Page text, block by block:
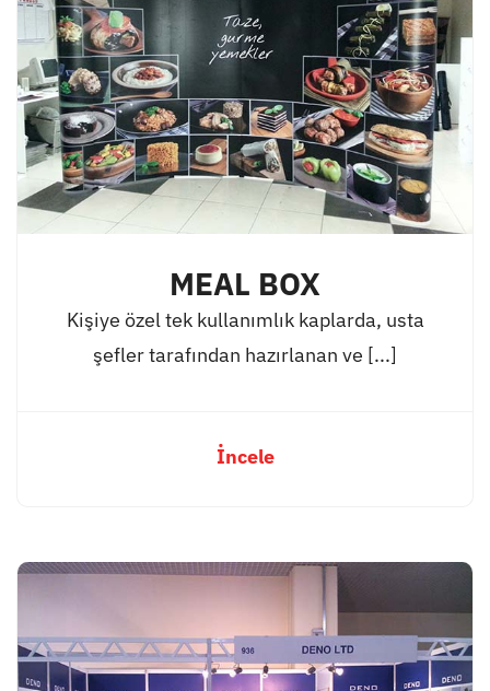
MEAL BOX
Kişiye özel tek kullanımlık kaplarda, usta
şefler tarafından hazırlanan ve [...]
İncele